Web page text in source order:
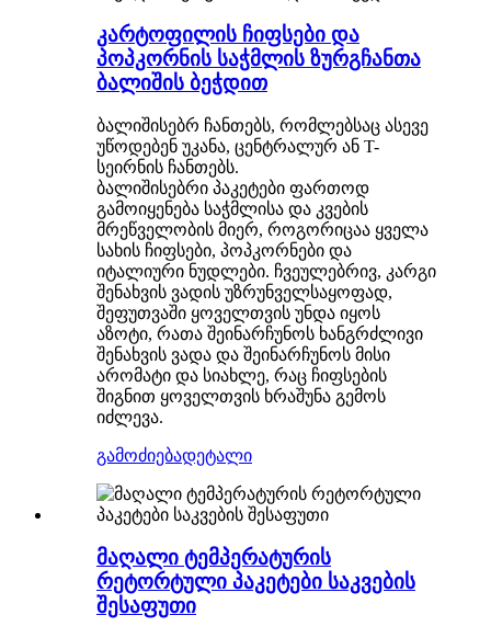
კარტოფილის ჩიფსები და
პოპკორნის საჭმლის ზურგჩანთა
ბალიშის ბეჭდით
ბალიშისებრ ჩანთებს, რომლებსაც ასევე
უწოდებენ უკანა, ცენტრალურ ან T-
სეირნის ჩანთებს.
ბალიშისებრი პაკეტები ფართოდ
გამოიყენება საჭმლისა და კვების
მრეწველობის მიერ, როგორიცაა ყველა
სახის ჩიფსები, პოპკორნები და
იტალიური ნუდლები. ჩვეულებრივ, კარგი
შენახვის ვადის უზრუნველსაყოფად,
შეფუთვაში ყოველთვის უნდა იყოს
აზოტი, რათა შეინარჩუნოს ხანგრძლივი
შენახვის ვადა და შეინარჩუნოს მისი
არომატი და სიახლე, რაც ჩიფსების
შიგნით ყოველთვის ხრაშუნა გემოს
იძლევა.
გამოძიებადეტალი
მაღალი ტემპერატურის
რეტორტული პაკეტები საკვების
შესაფუთი